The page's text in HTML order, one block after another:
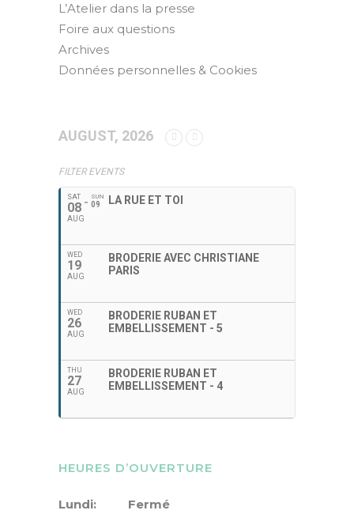
L’Atelier dans la presse
Foire aux questions
Archives
Données personnelles & Cookies
AUGUST, 2026
FILTER EVENTS
SAT
08
AUG
SUN
09 LA RUE ET TOI
WED
19
AUG
BRODERIE AVEC CHRISTIANE
PARIS
WED
26
AUG
BRODERIE RUBAN ET
EMBELLISSEMENT - 5
THU
27
AUG
BRODERIE RUBAN ET
EMBELLISSEMENT - 4
HEURES D’OUVERTURE
Lundi: Fermé